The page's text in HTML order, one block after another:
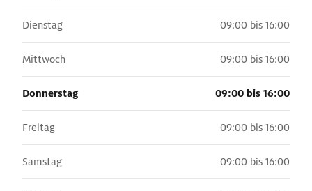
Dienstag 09:00 bis 16:00
Mittwoch 09:00 bis 16:00
Donnerstag 09:00 bis 16:00
Freitag 09:00 bis 16:00
Samstag 09:00 bis 16:00